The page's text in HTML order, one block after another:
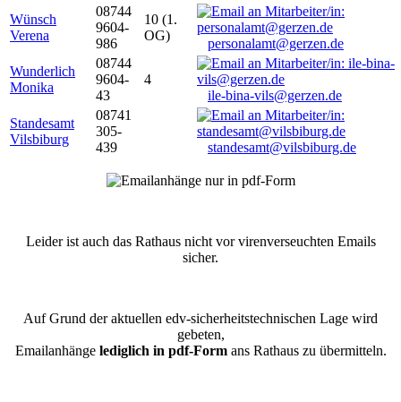
Wünsch
Verena
08744
9604-
986
10 (1.
OG)
personalamt@gerzen.de
Wunderlich
Monika
08744
9604-
43
4
ile-bina-vils@gerzen.de
Standesamt
Vilsbiburg
08741
305-
439
standesamt@vilsbiburg.de
Leider ist auch das Rathaus nicht vor virenverseuchten Emails
sicher.
Auf Grund der aktuellen edv-sicherheitstechnischen Lage wird
gebeten,
Emailanhänge lediglich in pdf-Formans Rathaus zu übermitteln.